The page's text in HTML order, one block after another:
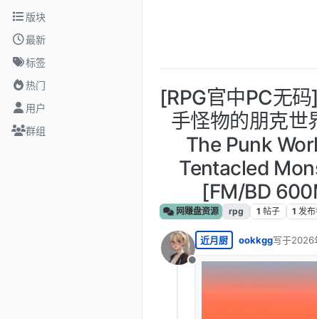
跳转至内容
版块
最新
标签
热门
用户
群组
[RPG官中PC无
手怪物的朋克世
The Punk
Tentacled
[FM/BD
网赚盘资源 rpg 1 帖子 1 发
离线
近月厨 ookkgg写于2026
最后由 编